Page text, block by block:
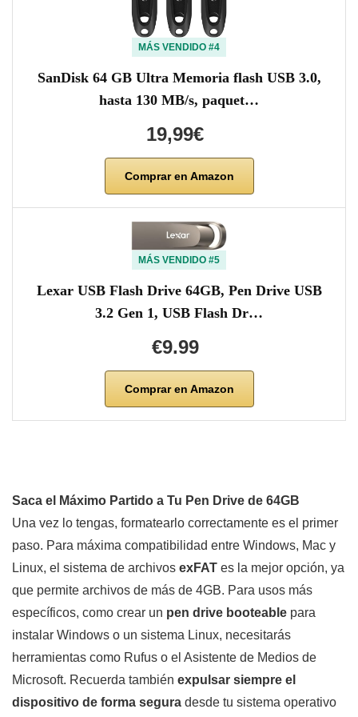
MÁS VENDIDO #4
SanDisk 64 GB Ultra Memoria flash USB 3.0,
hasta 130 MB/s, paquet…
19,99€
Comprar en Amazon
MÁS VENDIDO #5
Lexar USB Flash Drive 64GB, Pen Drive USB
3.2 Gen 1, USB Flash Dr…
€9.99
Comprar en Amazon
Saca el Máximo Partido a Tu Pen Drive de 64GB
Una vez lo tengas, formatearlo correctamente es el primer
paso. Para máxima compatibilidad entre Windows, Mac y
Linux, el sistema de archivos exFAT es la mejor opción, ya
que permite archivos de más de 4GB. Para usos más
específicos, como crear un pen drive booteable para
instalar Windows o un sistema Linux, necesitarás
herramientas como Rufus o el Asistente de Medios de
Microsoft. Recuerda también expulsar siempre el
dispositivo de forma segura desde tu sistema operativo